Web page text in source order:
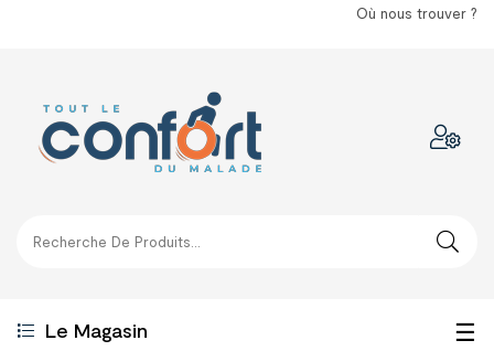
Où nous trouver ?
Le Magasin ☰